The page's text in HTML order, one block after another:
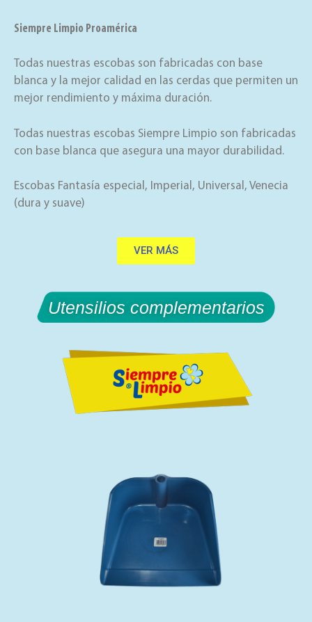
Siempre Limpio Proamérica
Todas nuestras escobas son fabricadas con base
blanca y la mejor calidad en las cerdas que permiten un
mejor rendimiento y máxima duración.
Todas nuestras escobas Siempre Limpio son fabricadas
con base blanca que asegura una mayor durabilidad.
Escobas Fantasía especial, Imperial, Universal, Venecia
(dura y suave)
VER MÁS
Utensilios complementarios